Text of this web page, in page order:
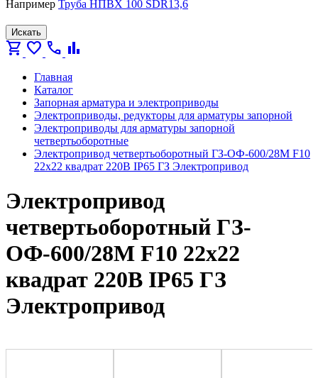
Например Труба НПВХ 100 SDR13,6
Искать
shopping_cart favorite call bar_chart
Главная
Каталог
Запорная арматура и электроприводы
Электроприводы, редукторы для арматуры запорной
Электроприводы для арматуры запорной
четвертьоборотные
Электропривод четвертьоборотный ГЗ-ОФ-600/28М F10
22х22 квадрат 220В IP65 ГЗ Электропривод
Электропривод
четвертьоборотный ГЗ-
ОФ-600/28М F10 22х22
квадрат 220В IP65 ГЗ
Электропривод